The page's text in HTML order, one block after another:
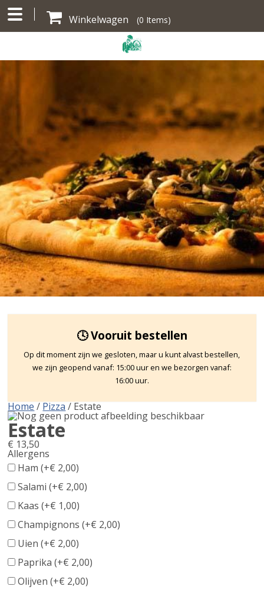
Winkelwagen (0 Items)
🕓 Vooruit bestellen
Op dit moment zijn we gesloten, maar u kunt alvast bestellen,
we zijn geopend vanaf: 15:00 uur en we bezorgen vanaf:
16:00 uur.
Home / Pizza / Estate
Estate
€ 13,50
Allergens
Product
allergen
information
Ham (+€ 2,00)
Salami (+€ 2,00)
Kaas (+€ 1,00)
Champignons (+€ 2,00)
Uien (+€ 2,00)
Paprika (+€ 2,00)
Olijven (+€ 2,00)